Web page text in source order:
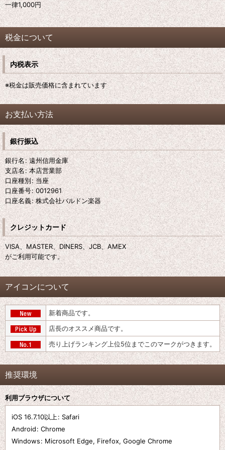
一律1,000円
税金について
内税表示
※税金は販売価格に含まれています
お支払い方法
銀行振込
銀行名: 遠州信用金庫
支店名: 本店営業部
口座種別: 当座
口座番号: 0012961
口座名義: 株式会社バルドン楽器
クレジットカード
VISA、MASTER、DINERS、JCB、AMEX
がご利用可能です。
アイコンについて
新着商品です。
店長のオススメ商品です。
売り上げランキング上位5位までこのマークがつきます。
推奨環境
利用ブラウザについて
iOS 16.7.10以上: Safari
Android: Chrome
Windows: Microsoft Edge, Firefox, Google Chrome